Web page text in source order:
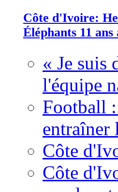
Côte d'Ivoire:
Éléphants 11
« Je suis
l'équipe
Football
entraîner
Côte
Côte